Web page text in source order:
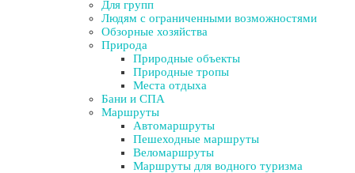
Для групп
Людям с ограниченными возможностями
Обзорные хозяйства
Природа
Природные объекты
Природные тропы
Места отдыха
Бани и СПА
Маршруты
Автомаршруты
Пешеходные маршруты
Веломаршруты
Маршруты для водного туризма